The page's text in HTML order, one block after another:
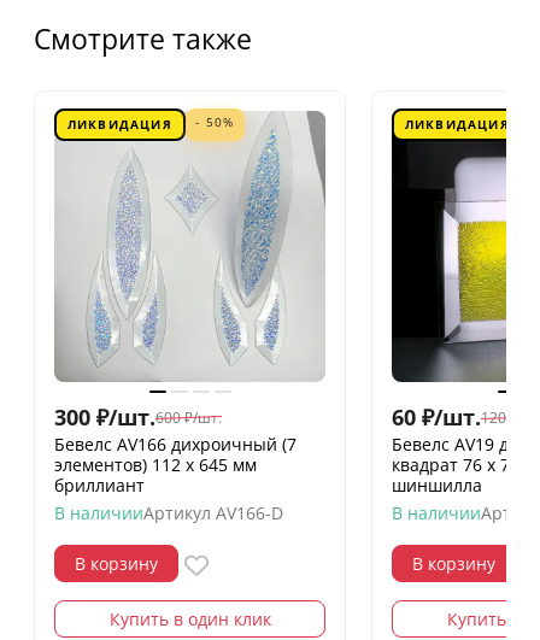
Смотрите также
ЛИКВИДАЦИЯ - 50%
300 ₽/шт.600 ₽/шт.
Бевелс AV166 дихроичный (7
элементов) 112 х 645 мм
бриллиант
В наличииАртикул AV166-D
В корзину
Купить в один клик
ЛИКВИДАЦИЯ
60 ₽/шт.120
Бевелс AV19
квадрат 76 х 76
шиншилла
В наличии
В корзину
Купить в